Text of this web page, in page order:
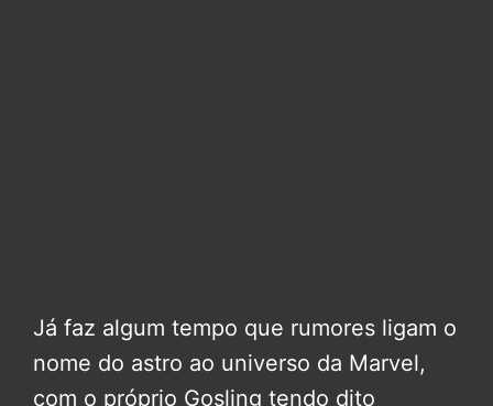
Já faz algum tempo que rumores ligam o
nome do astro ao universo da Marvel,
com o próprio Gosling tendo dito